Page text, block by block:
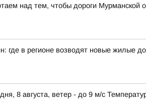
над тем, чтобы дороги Мурманской
где в регионе возводят новые жилые
8 августа, ветер - до 9 м/с